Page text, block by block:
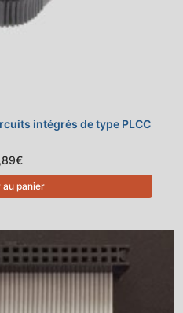
intégrés de type PLCC
€
au panier